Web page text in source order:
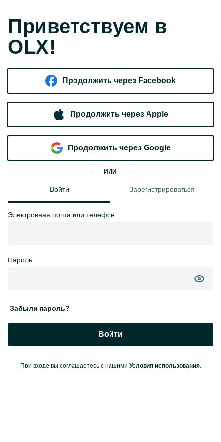
Приветствуем в
OLX!
Продолжить через Facebook
Продолжить через Apple
Продолжить через Google
ИЛИ
Войти Зарегистрироваться
Электронная почта или телефон
Пароль
Забыли пароль?
Войти
При входе вы соглашаетесь с нашими Условия использования.